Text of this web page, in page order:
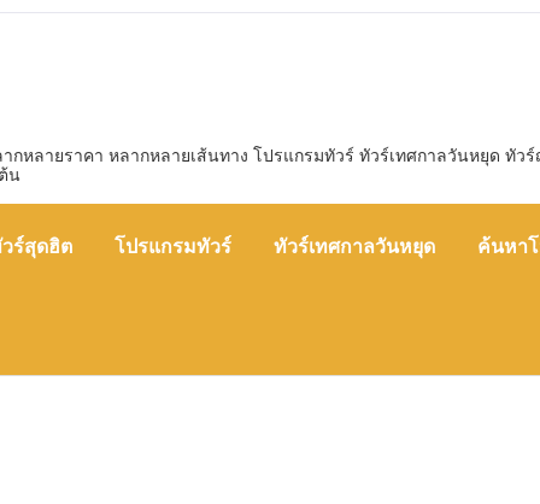
ลายราคา หลากหลายเส้นทาง โปรแกรมทัวร์ ทัวร์เทศกาลวันหยุด ทัว
น
ร์สุดฮิต โปรแกรมทัวร์ ทัวร์เทศกาลวันหยุด ค้นหา